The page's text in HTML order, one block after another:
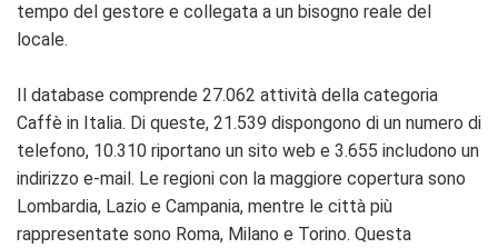
tempo del gestore e collegata a un bisogno reale del
locale.
Il database comprende 27.062 attività della categoria
Caffè in Italia. Di queste, 21.539 dispongono di un numero di
telefono, 10.310 riportano un sito web e 3.655 includono un
indirizzo e-mail. Le regioni con la maggiore copertura sono
Lombardia, Lazio e Campania, mentre le città più
rappresentate sono Roma, Milano e Torino. Questa